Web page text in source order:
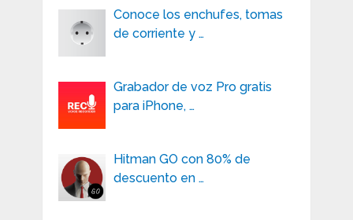
Conoce los enchufes, tomas
de corriente y …
Grabador de voz Pro gratis
para iPhone, …
Hitman GO con 80% de
descuento en …